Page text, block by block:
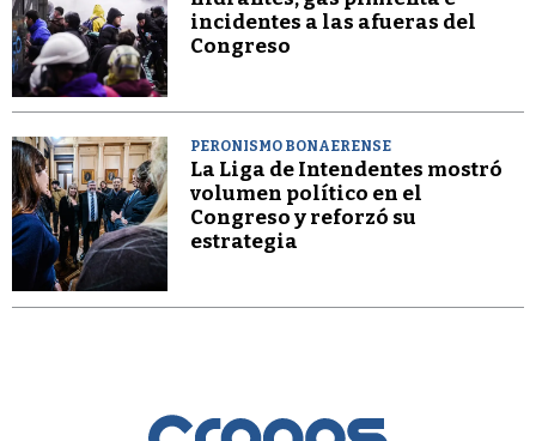
incidentes a las afueras del
Congreso
PERONISMO BONAERENSE
La Liga de Intendentes mostró
volumen político en el
Congreso y reforzó su
estrategia